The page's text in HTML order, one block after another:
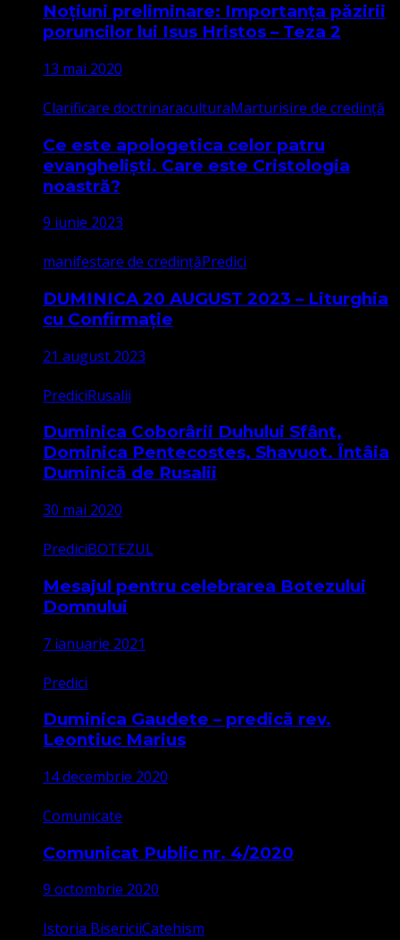
Noțiuni preliminare: Importanța păzirii
poruncilor lui Isus Hristos – Teza 2
13 mai 2020
Clarificare doctrinaraculturaMarturisire de credință
Ce este apologetica celor patru
evangheliști. Care este Cristologia
noastră?
9 iunie 2023
manifestare de credințăPredici
DUMINICA 20 AUGUST 2023 – Liturghia
cu Confirmație
21 august 2023
PrediciRusalii
Duminica Coborârii Duhului Sfânt,
Dominica Pentecostes, Shavuot. Întâia
Duminică de Rusalii
30 mai 2020
PrediciBOTEZUL
Mesajul pentru celebrarea Botezului
Domnului
7 ianuarie 2021
Predici
Duminica Gaudete – predică rev.
Leontiuc Marius
14 decembrie 2020
Comunicate
Comunicat Public nr. 4/2020
9 octombrie 2020
Istoria BisericiiCatehism